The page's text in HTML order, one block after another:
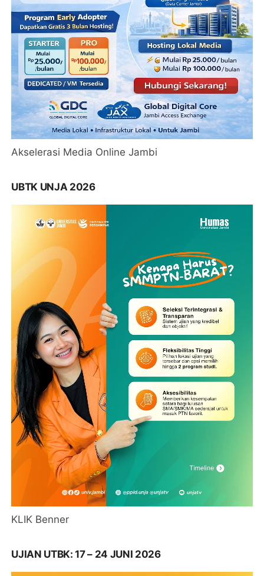
Akselerasi Media Online Jambi
UBTK UNJA 2026
KLIK Benner
UJIAN UTBK: 17 – 24 JUNI 2026